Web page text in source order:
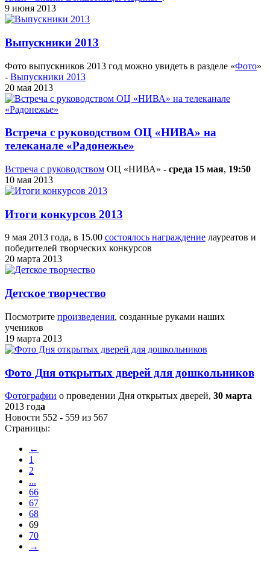
9 июня 2013
Выпускники 2013
Фото выпускников 2013 год можно увидеть в разделе «Фото»
- Выпускники 2013
20 мая 2013
Встреча с руководством ОЦ «НИВА» на
телеканале «Радонежье»
Встреча с руководством ОЦ «НИВА» - среда 15 мая, 19:50
10 мая 2013
Итоги конкурсов 2013
9 мая 2013 года, в 15.00 состоялось награждение лауреатов и
победителей творческих конкурсов
20 марта 2013
Детское творчество
Посмотрите произведения, созданные руками наших
учеников
19 марта 2013
Фото Дня открытых дверей для дошкольников
Фотографии о проведении Дня открытых дверей, 30 марта
2013 года
Новости 552 - 559 из 567
Страницы:
←
1
2
...
66
67
68
69
70
→